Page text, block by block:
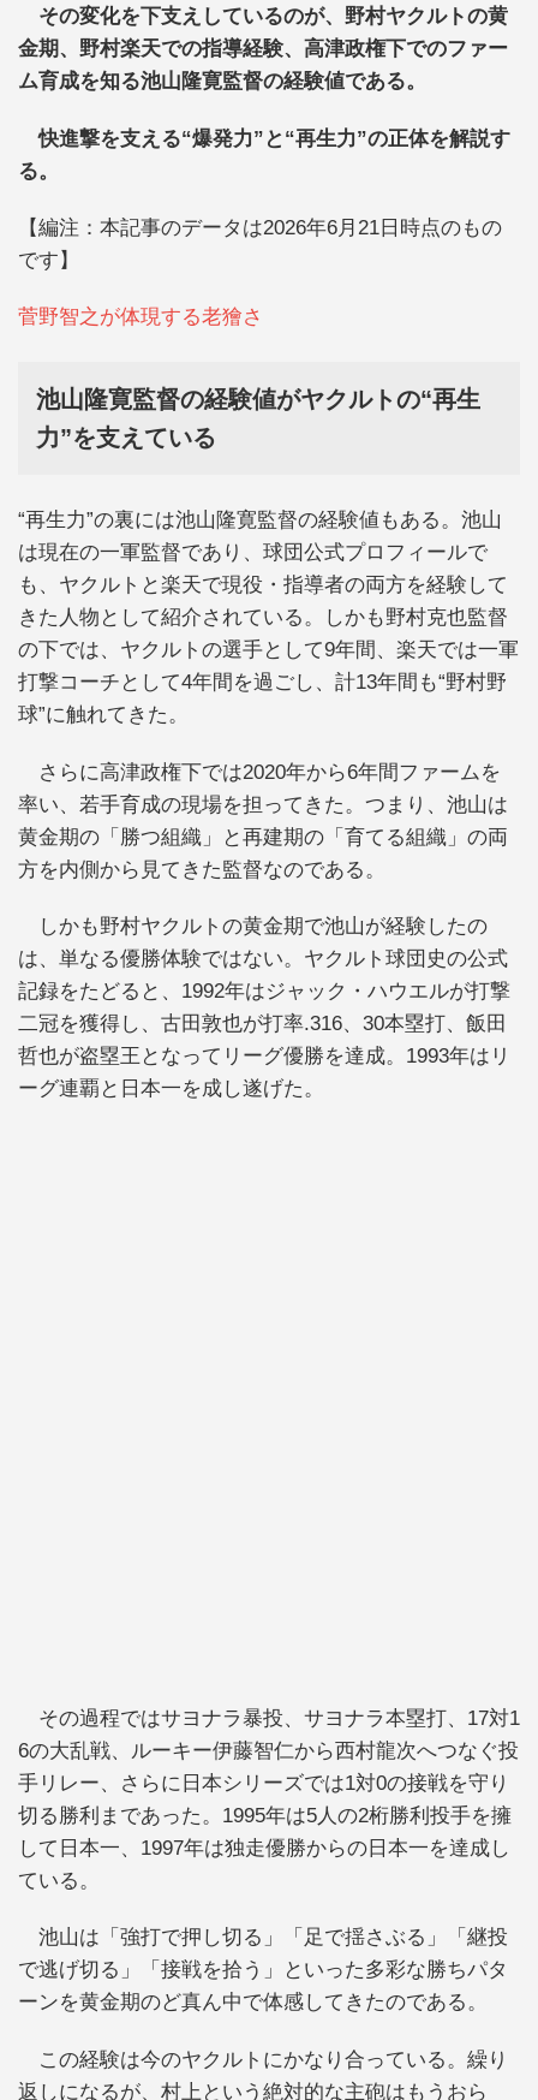
その変化を下支えしているのが、野村ヤクルトの黄
金期、野村楽天での指導経験、高津政権下でのファー
ム育成を知る池山隆寛監督の経験値である。
快進撃を支える“爆発力”と“再生力”の正体を解説す
る。
【編注：本記事のデータは2026年6月21日時点のもの
です】
菅野智之が体現する老獪さ
池山隆寛監督の経験値がヤクルトの“再生
力”を支えている
“再生力”の裏には池山隆寛監督の経験値もある。池山
は現在の一軍監督であり、球団公式プロフィールで
も、ヤクルトと楽天で現役・指導者の両方を経験して
きた人物として紹介されている。しかも野村克也監督
の下では、ヤクルトの選手として9年間、楽天では一軍
打撃コーチとして4年間を過ごし、計13年間も“野村野
球”に触れてきた。
さらに高津政権下では2020年から6年間ファームを
率い、若手育成の現場を担ってきた。つまり、池山は
黄金期の「勝つ組織」と再建期の「育てる組織」の両
方を内側から見てきた監督なのである。
しかも野村ヤクルトの黄金期で池山が経験したの
は、単なる優勝体験ではない。ヤクルト球団史の公式
記録をたどると、1992年はジャック・ハウエルが打撃
二冠を獲得し、古田敦也が打率.316、30本塁打、飯田
哲也が盗塁王となってリーグ優勝を達成。1993年はリ
ーグ連覇と日本一を成し遂げた。
その過程ではサヨナラ暴投、サヨナラ本塁打、17対1
6の大乱戦、ルーキー伊藤智仁から西村龍次へつなぐ投
手リレー、さらに日本シリーズでは1対0の接戦を守り
切る勝利まであった。1995年は5人の2桁勝利投手を擁
して日本一、1997年は独走優勝からの日本一を達成し
ている。
池山は「強打で押し切る」「足で揺さぶる」「継投
で逃げ切る」「接戦を拾う」といった多彩な勝ちパタ
ーンを黄金期のど真ん中で体感してきたのである。
この経験は今のヤクルトにかなり合っている。繰り
返しになるが、村上という絶対的な主砲はもうおら